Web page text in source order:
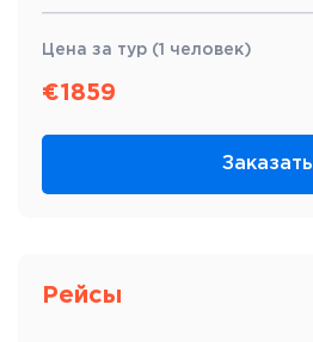
Цена за тур (1 человек)
€1859
Заказать
Рейсы